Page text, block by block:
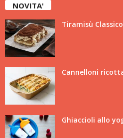
NOVITA'
Tiramisù Classico
Cannelloni
Ghiaccioli allo